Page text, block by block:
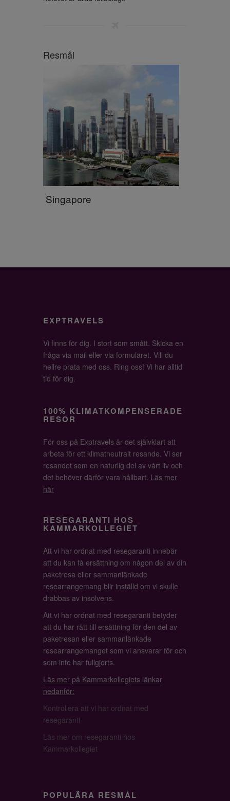
Resmål
Singapore
EXPTRAVELS
Vi finns för dig. I stort som smått. Skicka en
fråga via mail eller via formuläret. Vill du
hellre prata med oss. Ring oss! Vi har alltid
tid för dig.
100% KLIMATKOMPENSERADE
RESOR
För oss på Exptravels är det självklart att
arbeta för ett klimatneutralt resande. Vi ser
resandet som en naturlig del av vårt liv och
det behöver därför vara hållbart. Läs mer
här
RESEGARANTI HOS
KAMMARKOLLEGIET
Att vi har ordnat med resegaranti innebär
att du kan få ersättning om någon del av din
paketresa eller sammanlänkade
researrangemang blir inställd om vi skulle
drabbas av insolvens.
Att vi har ordnat med resegaranti betyder
att du har rätt till ersättning för den del av
paketresan eller sammanlänkade
researrangemanget som vi ansvarar för och
som inte har fullgjorts.
Läs mer på Kammarkollegiets länkar
nedanför:
Kontrollera att vi har ordnat med
resegaranti
Läs mer om resegaranti hos
Kammarkollegiet
POPULÄRA RESMÅL